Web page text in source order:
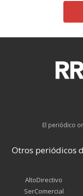
El periódico
Otros periódicos
AltoDirectivo
SerComercial